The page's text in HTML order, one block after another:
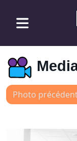
Photo